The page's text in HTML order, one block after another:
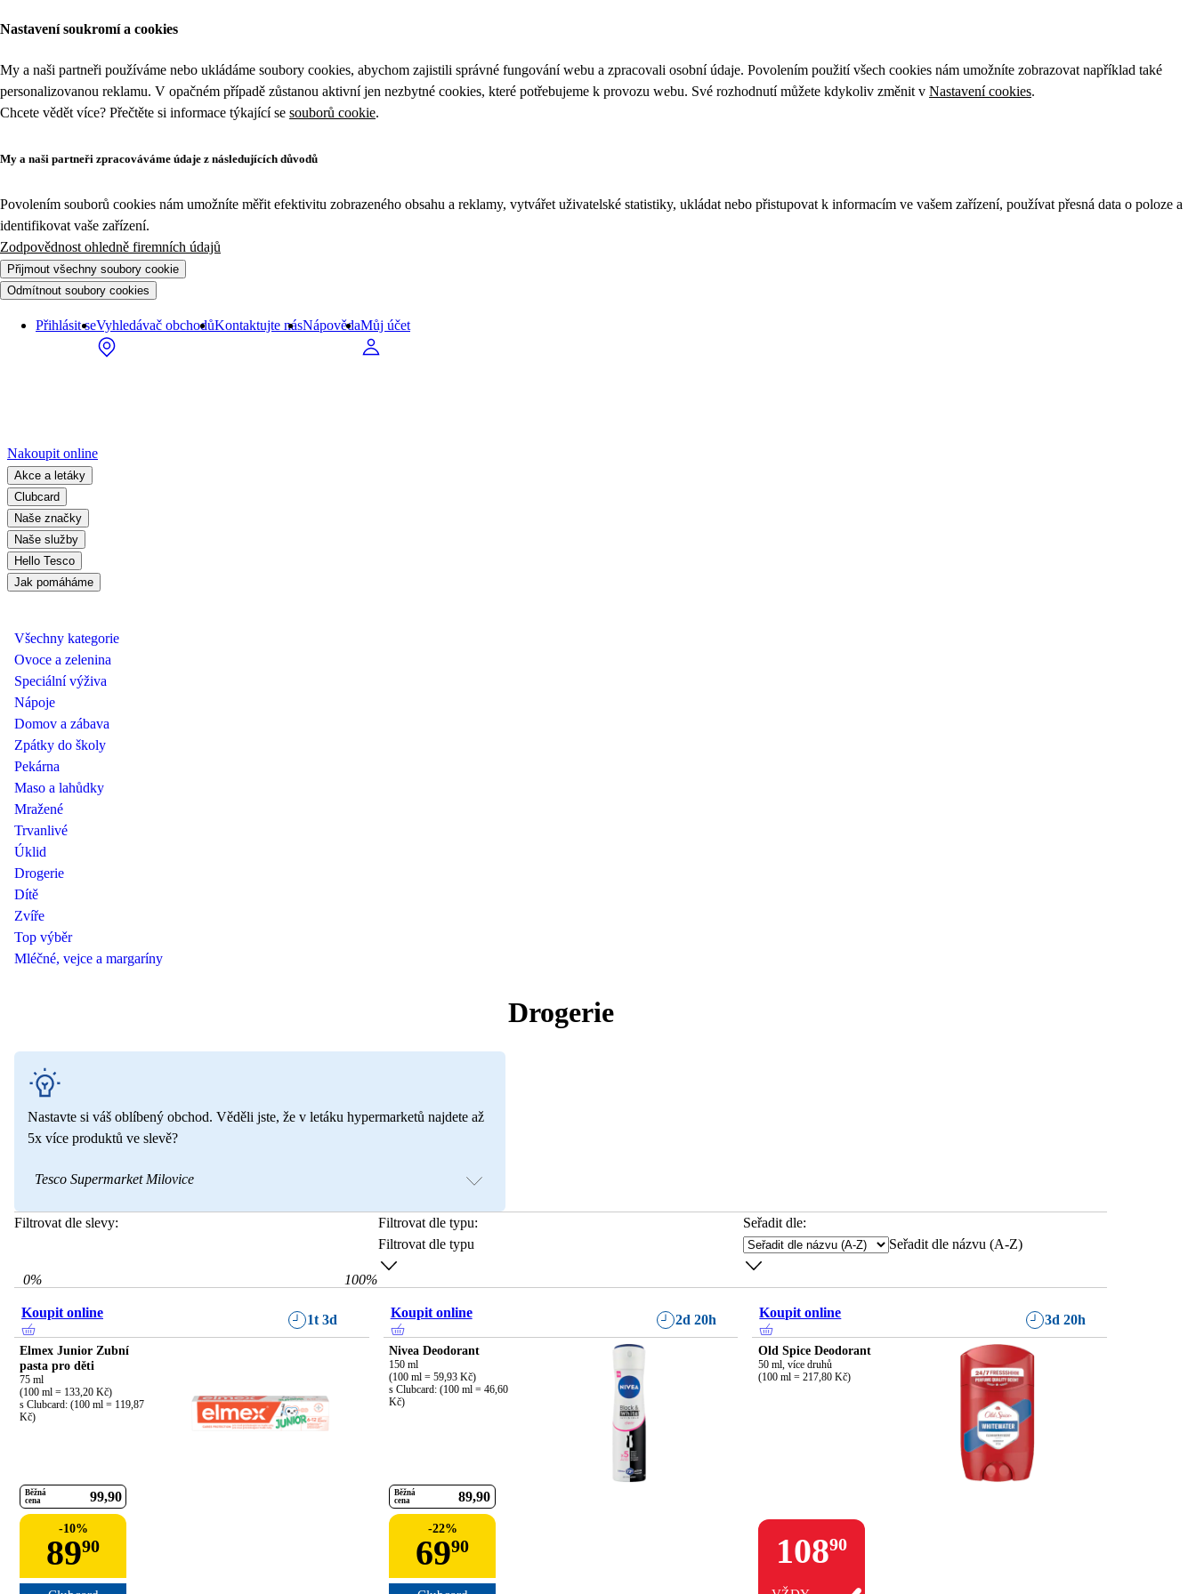
Nastavení soukromí a cookies
My a naši partneři používáme nebo ukládáme soubory cookies, abychom zajistili správné fungování webu a zpracovali osobní údaje. Povolením použití všech cookies nám umožníte zobrazovat například také
personalizovanou reklamu. V opačném případě zůstanou aktivní jen nezbytné cookies, které potřebujeme k provozu webu. Své rozhodnutí můžete kdykoliv změnit v Nastavení cookies.
Chcete vědět více? Přečtěte si informace týkající se souborů cookie.
My a naši partneři zpracováváme údaje z následujících důvodů
Povolením souborů cookies nám umožníte měřit efektivitu zobrazeného obsahu a reklamy, vytvářet uživatelské statistiky, ukládat nebo přistupovat k informacím ve vašem zařízení, používat přesná data o poloze a
identifikovat vaše zařízení.
Zodpovědnost ohledně firemních údajů
Přijmout všechny soubory cookie
Odmítnout soubory cookies
Přihlásit seVyhledávač obchodůKontaktujte násNápovědaMůj účet
Nakoupit online
Akce a letáky
Clubcard
Naše značky
Naše služby
Hello Tesco
Jak pomáháme
Všechny kategorie
Ovoce a zelenina
Speciální výživa
Nápoje
Domov a zábava
Zpátky do školy
Pekárna
Maso a lahůdky
Mražené
Trvanlivé
Úklid
Drogerie
Dítě
Zvíře
Top výběr
Mléčné, vejce a margaríny
Drogerie
Nastavte si váš oblíbený obchod. Věděli jste, že v letáku hypermarketů najdete až
5x více produktů ve slevě?
Tesco Supermarket Milovice
Filtrovat dle slevy:
0% 100%
Filtrovat dle typu:
Filtrovat dle typu
Seřadit dle:
Seřadit dle názvu (A-Z)
Koupit online 1t 3d
Elmex Junior Zubní
pasta pro děti
75 ml
(100 ml = 133,20 Kč)
s Clubcard: (100 ml = 119,87
Kč)
Běžná
cena
99 90
-10%
8990
Koupit online 2d 20h
Nivea Deodorant
150 ml
(100 ml = 59,93 Kč)
s Clubcard: (100 ml = 46,60
Kč)
Běžná
cena
89 90
-22%
6990
Koupit online 3d 20h
Old Spice Deodorant
50 ml, více druhů
(100 ml = 217,80 Kč)
10890